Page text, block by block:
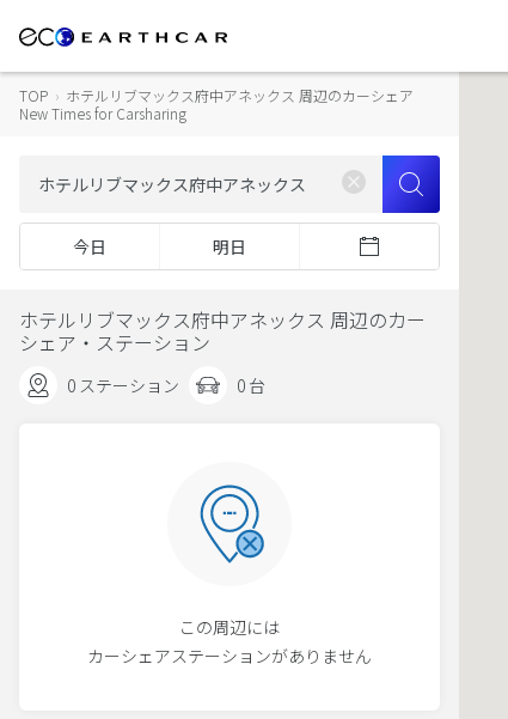
TOP › ホテルリブマックス府中アネックス 周辺のカーシェア
New Times for Carsharing
今日 明日
ホテルリブマックス府中アネックス 周辺のカー
シェア・ステーション
0 ステーション 0 台
この周辺には
カーシェアステーションがありません